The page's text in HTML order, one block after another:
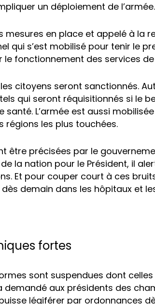
un déploiement de l’armée.
mesures en place et appelé à la
qui s’est mobilisé pour tenir le
le fonctionnement des services
citoyens seront sanctionnés.
qui seront réquisitionnés si le
santé. L’armée est aussi
régions les plus touchées.
être précisées par le
la nation pour le Président, il
Et pour couper court à ces
demain dans les hôpitaux et
fortes
sont suspendues dont
demandé aux présidents des
légiférer par ordonnances